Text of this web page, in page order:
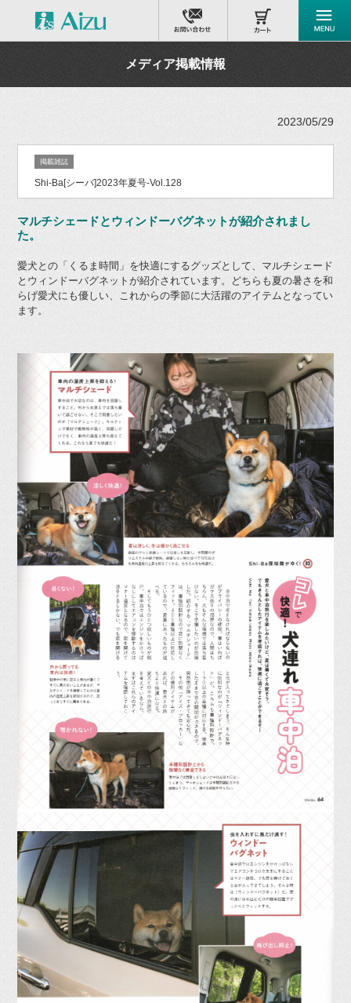
メディア掲載情報
2023/05/29
掲載雑誌
Shi-Ba[シーバ]2023年夏号-Vol.128
マルチシェードとウィンドーバグネットが紹介されまし
た。
愛犬との「くるま時間」を快適にするグッズとして、マルチシェード
とウィンドーバグネットが紹介されています。どちらも夏の暑さを和
らげ愛犬にも優しい、これからの季節に大活躍のアイテムとなってい
ます。